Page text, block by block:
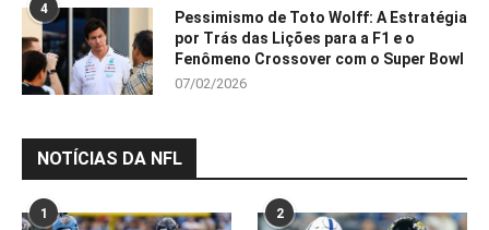
4
Pessimismo de Toto Wolff: A Estratégia
por Trás das Lições para a F1 e o
Fenômeno Crossover com o Super Bowl
07/02/2026
NOTÍCIAS DA NFL
1 2